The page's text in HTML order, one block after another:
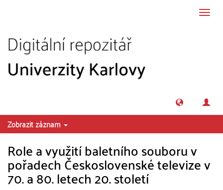
Zobrazit záznam
Role a využití baletního souboru v
pořadech Československé televize v
70. a 80. letech 20. století